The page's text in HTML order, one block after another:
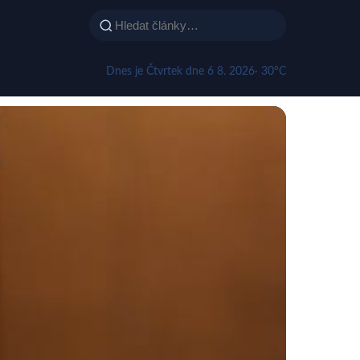
Dnes je Čtvrtek dne 6 8. 2026· 30°C